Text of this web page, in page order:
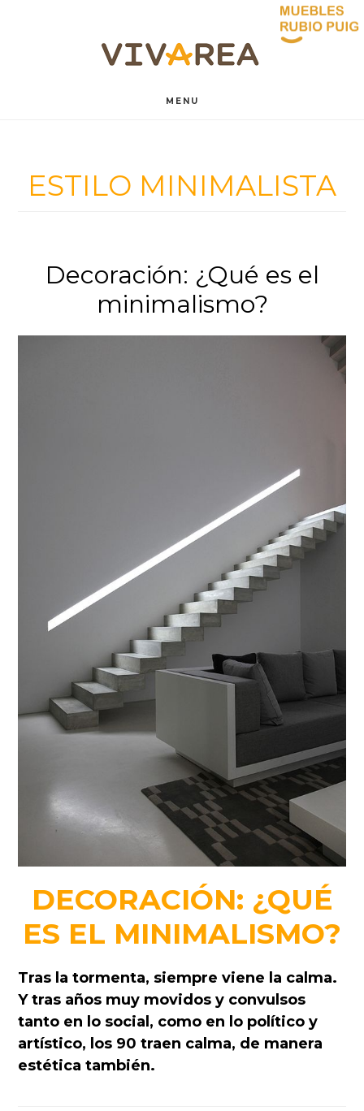
MENU
ESTILO MINIMALISTA
Decoración: ¿Qué es el
minimalismo?
DECORACIÓN: ¿QUÉ
ES EL MINIMALISMO?
Tras la tormenta, siempre viene la calma.
Y tras años muy movidos y convulsos
tanto en lo social, como en lo político y
artístico, los 90 traen calma, de manera
estética también.